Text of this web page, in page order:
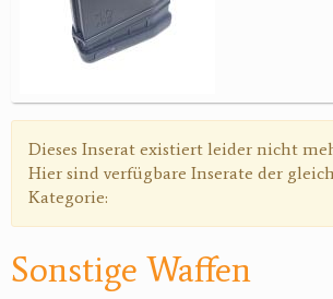
Jagdangebote
Bücher, Videos
Antikes
Geschenke
Reviereinrichtungen
Warnmeldung
Dieses Inserat existiert leider nicht
Hier sind verfügbare Inserate der
Kategorie:
Sonstige Waffen